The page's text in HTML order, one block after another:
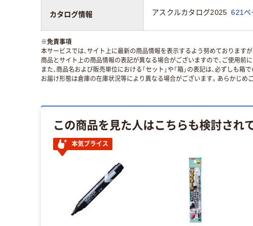
カタログ情報 アスクルカタログ2025 621ペ
※免責事項
本サービスでは、サイト上に最新の商品情報を表示するよう努めておりますが
商品とサイト上の商品情報の表記が異なる場合がございますので、ご使用前
また、商品名および販売単位における「セット」や「箱」の表記は、必ずしも
お届け形態は倉庫の在庫状況等により異なる場合がございます。あらかじめ
この商品を見た人はこちらも検討され
本気プライス